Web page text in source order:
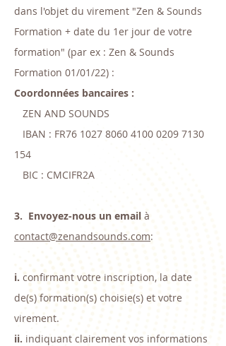
dans l'objet du virement "Zen & Sounds
Formation + date du 1er jour de votre
formation" (par ex : Zen & Sounds
Formation 01/01/22) :
Coordonnées bancaires :
ZEN AND SOUNDS
IBAN : FR76 1027 8060 4100 0209 7130
154
BIC : CMCIFR2A
3. Envoyez-nous un email à
contact@zenandsounds.com:
i. confirmant votre inscription, la date
de(s) formation(s) choisie(s) et votre
virement.
ii. indiquant clairement vos informations